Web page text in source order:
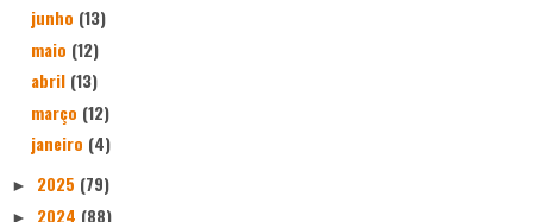
junho (13)
maio (12)
abril (13)
março (12)
janeiro (4)
► 2025 (79)
► 2024 (88)